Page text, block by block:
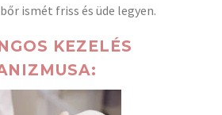
ismét friss és üde legyen.
KEZELÉS